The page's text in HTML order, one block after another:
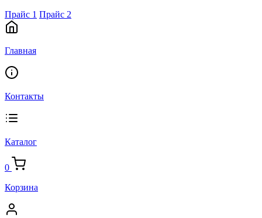
Прайс 1 Прайс 2
Главная
Контакты
Каталог
0
Корзина